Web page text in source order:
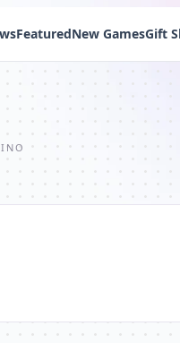
FeaturedNew GamesGift